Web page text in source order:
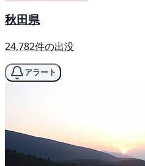
秋田県
24,782件の出没
アラート